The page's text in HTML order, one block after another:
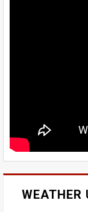
WEATHER